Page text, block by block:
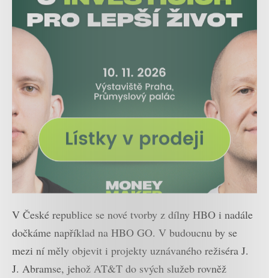
V České republice se nové tvorby z dílny HBO i nadále
dočkáme například na HBO GO. V budoucnu by se
mezi ní měly objevit i projekty uznávaného režiséra J.
J. Abramse, jehož AT&T do svých služeb rovněž